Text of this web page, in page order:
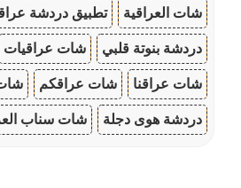
شات العراقية تطبيق دردشة
دردشة بنوتة قلبي شات عراقيات
شات عراقنا شات عراقكم
دردشة هوى دجلة شات سناب